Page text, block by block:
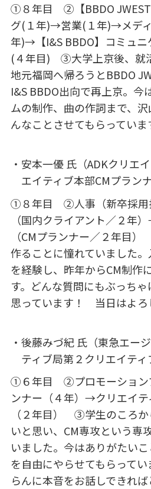
①８年目 ②【BBDO JWEST
グ(１年)→営業(１年)→メデ
年)→【I&S BBDO】コミュニ
(４年目) ③大学上京後、就
地元福岡へ帰ろうとBBDO
I&S BBDO出向で再上京。今
ムの制作、曲の作詞まで、
んなことさせてもらっていま
安本一優 氏（ADKクリエ
エイティブ本部CMプランナ
①８年目 ②人事（新卒採用
（国内クライアント／２年
（CMプランナー／２年目
作ることに憧れていました
を経験し、昨年からCM制作
す。どんな質問にもぶっち
思っています！ 当日はよろ
後藤みづ紀 氏（東急エー
ティブ局第２クリエイティ
①６年目 ②プロモーション
ンナー（４年）→クリエイテ
（２年目） ③学生のころか
いと思い、CM専攻という専
いました。今はありがたい
を自由にやらせてもらって
らんに本音をお話しできれば